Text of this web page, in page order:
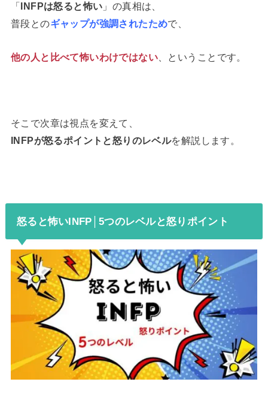
「 INFPは怒ると怖い 」の真相は、
普段とのギャップが強調されたためで、
他の人と比べて怖いわけではない 、ということです。
そこで次章は視点を変えて、
INFPが怒るポイントと怒りのレベルを解説します。
怒ると怖いINFP│5つのレベルと怒りポイント